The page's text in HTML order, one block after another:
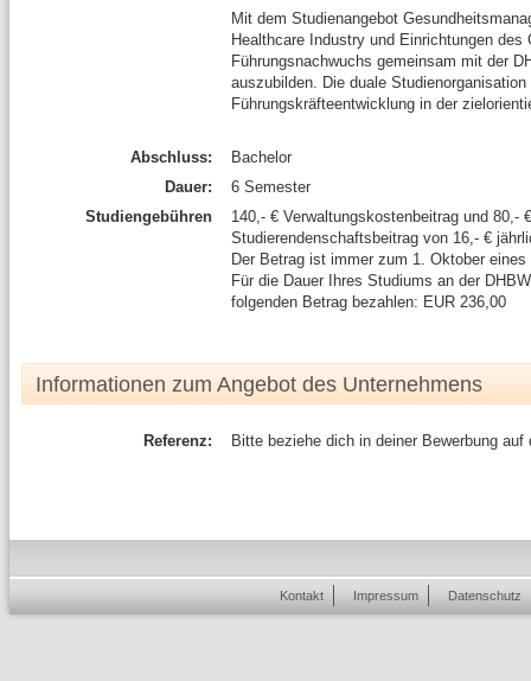
Mit dem Studienangebot
Healthcare Industry und Einrichtungen
Führungsnachwuchs gemeinsam mit der
auszubilden. Die duale
Führungskräfteentwicklung in der
Abschluss:
Bachelor
Dauer:
6 Semester
Studiengebühren
140,- € Verwaltungskostenbeitrag und 80,-
Studierendenschaftsbeitrag von 16,- €
Der Betrag ist immer zum 1. Oktober
Für die Dauer Ihres Studiums an der
folgenden Betrag bezahlen: EUR 236,00
Informationen zum Angebot des Unternehmens
Referenz: Bitte beziehe dich in deiner Bewerbung auf
Kontakt Impressum Datenschutz